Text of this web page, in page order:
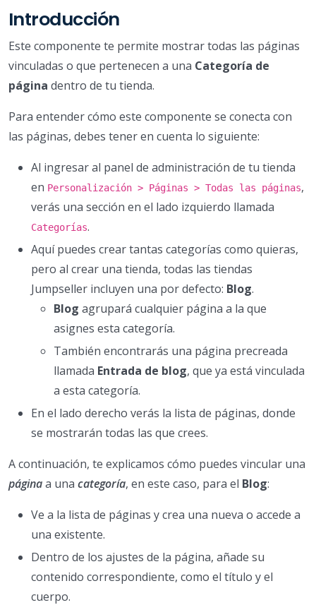
Introducción
Este componente te permite mostrar todas las páginas
vinculadas o que pertenecen a una Categoría de
página dentro de tu tienda.
Para entender cómo este componente se conecta con
las páginas, debes tener en cuenta lo siguiente:
Al ingresar al panel de administración de tu tienda
en Personalización > Páginas > Todas las páginas,
verás una sección en el lado izquierdo llamada
Categorías.
Aquí puedes crear tantas categorías como quieras,
pero al crear una tienda, todas las tiendas
Jumpseller incluyen una por defecto: Blog.
Blog agrupará cualquier página a la que
asignes esta categoría.
También encontrarás una página precreada
llamada Entrada de blog, que ya está vinculada
a esta categoría.
En el lado derecho verás la lista de páginas, donde
se mostrarán todas las que crees.
A continuación, te explicamos cómo puedes vincular una
páginaa una categoría, en este caso, para el Blog:
Ve a la lista de páginas y crea una nueva o accede a
una existente.
Dentro de los ajustes de la página, añade su
contenido correspondiente, como el título y el
cuerpo.